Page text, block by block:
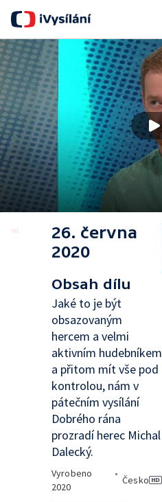
26. června
2020
Obsah dílu
Jaké to je být
obsazovaným
hercem a velmi
aktivním hudebníkem
a přitom mít vše pod
kontrolou, nám v
pátečním vysílání
Dobrého rána
prozradí herec Michal
Dalecký.
Vyrobeno
2020
•
Česko